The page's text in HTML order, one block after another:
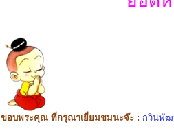
ขอบพระคุณ ที่กรุณาเยี่ยมชมนะจ๊ะ : กวินพั